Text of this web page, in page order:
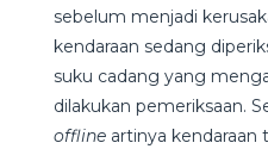
sebelum menjadi
kendaraan sedang
suku cadang yang
dilakukan pemeriksaan.
offline artinya kendaraan